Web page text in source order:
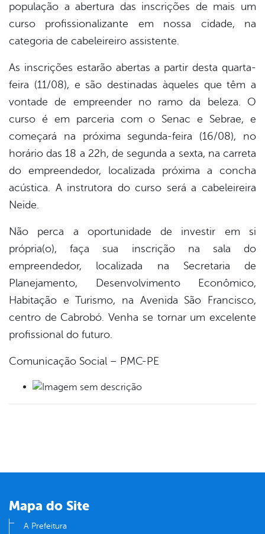
população a abertura das inscrições de mais um
curso profissionalizante em nossa cidade, na
categoria de cabeleireiro assistente.
As inscrições estarão abertas a partir desta quarta-
feira (11/08), e são destinadas àqueles que têm a
vontade de empreender no ramo da beleza. O
curso é em parceria com o Senac e Sebrae, e
começará na próxima segunda-feira (16/08), no
horário das 18 a 22h, de segunda a sexta, na carreta
do empreendedor, localizada próxima a concha
acústica. A instrutora do curso será a cabeleireira
Neide.
Não perca a oportunidade de investir em si
própria(o), faça sua inscrição na sala do
empreendedor, localizada na Secretaria de
Planejamento, Desenvolvimento Econômico,
Habitação e Turismo, na Avenida São Francisco,
centro de Cabrobó. Venha se tornar um excelente
profissional do futuro.
Comunicação Social – PMC-PE
Mapa do Site
A Prefeitura